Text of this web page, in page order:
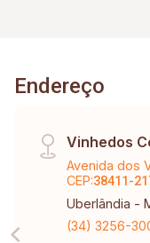
Endereço
Vinhedos
Avenida dos
CEP:38411-
Uberlândia -
(34) 3256-